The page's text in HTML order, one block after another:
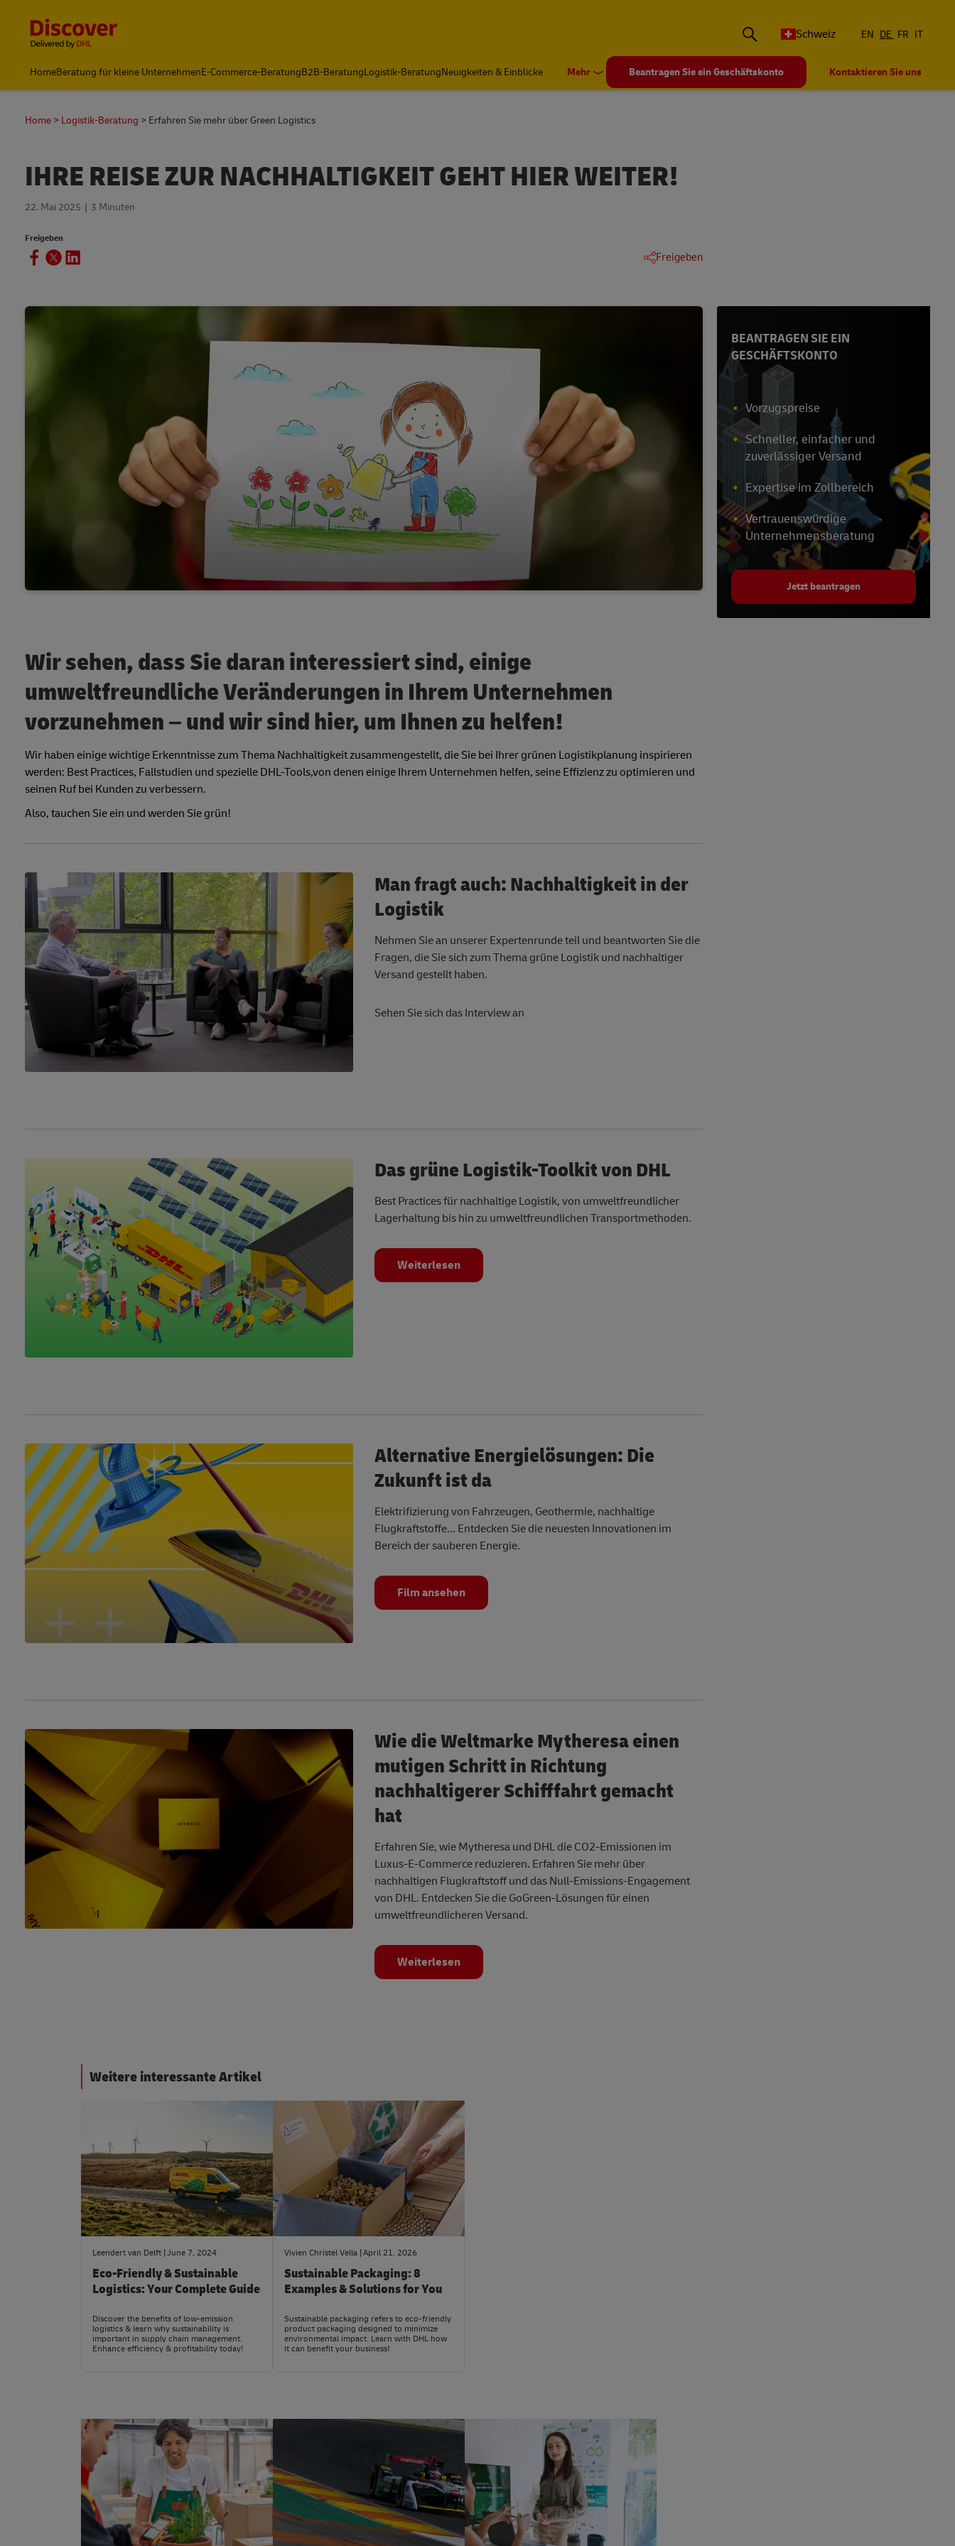
Schweiz
EN DE FR IT
HomeBeratung für kleine UnternehmenE-Commerce-BeratungB2B-BeratungLogistik-BeratungNeuigkeiten & Einblicke Mehr Beantragen Sie ein Geschäftskonto Kontaktieren Sie uns
Home Logistik-Beratung Erfahren Sie mehr über Green Logistics
IHRE REISE ZUR NACHHALTIGKEIT GEHT HIER WEITER!
22. Mai 2025 3 Minuten
Freigeben
Freigeben
Wir sehen, dass Sie daran interessiert sind, einige
umweltfreundliche Veränderungen in Ihrem Unternehmen
vorzunehmen – und wir sind hier, um Ihnen zu helfen!
Wir haben einige wichtige Erkenntnisse zum Thema Nachhaltigkeit zusammengestellt, die Sie bei Ihrer grünen Logistikplanung inspirieren
werden: Best Practices, Fallstudien und spezielle DHL-Tools,von denen einige Ihrem Unternehmen helfen, seine Effizienz zu optimieren und
seinen Ruf bei Kunden zu verbessern.
Also, tauchen Sie ein und werden Sie grün!
Man fragt auch: Nachhaltigkeit in der
Logistik
Nehmen Sie an unserer Expertenrunde teil und beantworten Sie die
Fragen, die Sie sich zum Thema grüne Logistik und nachhaltiger
Versand gestellt haben.
Sehen Sie sich das Interview an
Das grüne Logistik-Toolkit von DHL
Best Practices für nachhaltige Logistik, von umweltfreundlicher
Lagerhaltung bis hin zu umweltfreundlichen Transportmethoden.
Weiterlesen
Alternative Energielösungen: Die
Zukunft ist da
Elektrifizierung von Fahrzeugen, Geothermie, nachhaltige
Flugkraftstoffe... Entdecken Sie die neuesten Innovationen im
Bereich der sauberen Energie.
Film ansehen
Wie die Weltmarke Mytheresa einen
mutigen Schritt in Richtung
nachhaltigerer Schifffahrt gemacht
hat
Erfahren Sie, wie Mytheresa und DHL die CO2-Emissionen im
Luxus-E-Commerce reduzieren. Erfahren Sie mehr über
nachhaltigen Flugkraftstoff und das Null-Emissions-Engagement
von DHL. Entdecken Sie die GoGreen-Lösungen für einen
umweltfreundlicheren Versand.
Weiterlesen
Weitere interessante Artikel
Leendert van Delft June 7, 2024
Eco-Friendly & Sustainable
Logistics: Your Complete Guide
Discover the benefits of low-emission
logistics & learn why sustainability is
important in supply chain management.
Enhance efficiency & profitability today!
Vivien Christel Vella April 21, 2026
Sustainable Packaging: 8
Examples & Solutions for You
Sustainable packaging refers to eco-friendly
product packaging designed to minimize
environmental impact. Learn with DHL how
it can benefit your business!
BEANTRAGEN SIE EIN
GESCHÄFTSKONTO
Vorzugspreise
Schneller, einfacher und
zuverlässiger Versand
Expertise im Zollbereich
Vertrauenswürdige
Unternehmensberatung
Jetzt beantragen